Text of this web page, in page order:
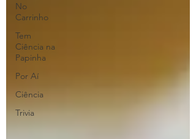
No
Carrinho
Tem
Ciência na
Papinha
Por Aí
Ciência
Trivia